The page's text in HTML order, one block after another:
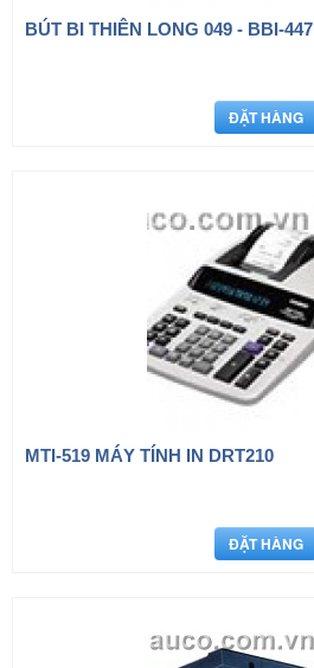
BÚT BI THIÊN LONG 049 - BBI-447
MTI-519 MÁY TÍNH IN DRT210